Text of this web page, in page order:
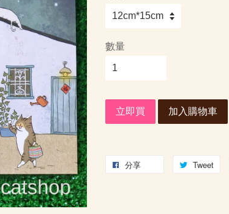
數量
立即買 加入購物車
分享 Tweet